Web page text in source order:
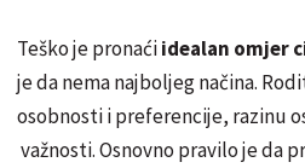
Teško je pronaćiidealan omjer
je da nema najboljeg načina.
osobnosti i preferencije, razinu
važnosti. Osnovno pravilo je da